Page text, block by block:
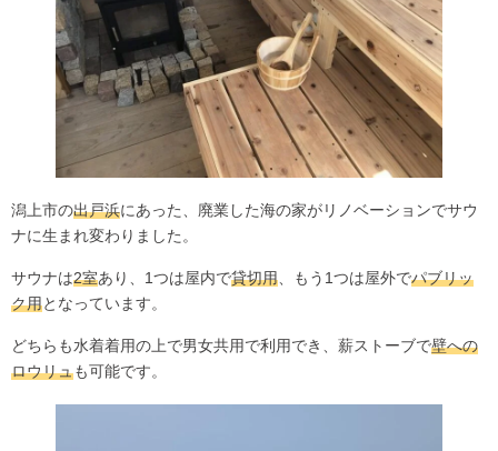
潟上市の出戸浜にあった、廃業した海の家がリノベーションでサウ
ナに生まれ変わりました。
サウナは2室あり、1つは屋内で貸切用 、もう1つは屋外でパブリッ
ク用となっています。
どちらも水着着用の上で男女共用で利用でき、薪ストーブで壁への
ロウリュも可能です。